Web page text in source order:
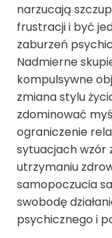
narzucają
frustracji i być
zaburzeń
Nadmierne
kompulsywne
zmiana stylu
zdominować
ograniczenie
sytuacjach wzór
utrzymaniu
samopoczucia
swobodę
psychicznego i